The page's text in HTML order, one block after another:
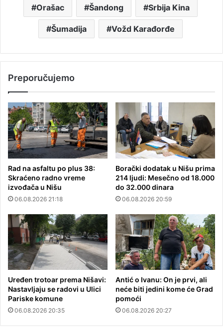
Orašac Šandong Srbija Kina
Šumadija Vožd Karađorđe
Preporučujemo
Rad na asfaltu po plus 38:
Skraćeno radno vreme
izvođača u Nišu
06.08.2026 21:18
Borački dodatak u Nišu prima
214 ljudi: Mesečno od 18.000
do 32.000 dinara
06.08.2026 20:59
Uređen trotoar prema Nišavi:
Nastavljaju se radovi u Ulici
Pariske komune
06.08.2026 20:35
Antić o Ivanu: On je prvi, ali
neće biti jedini kome će Grad
pomoći
06.08.2026 20:27